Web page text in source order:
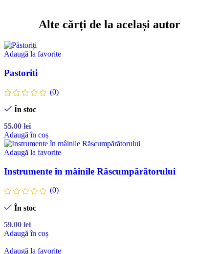
Alte cărți de la același autor
Adaugă la favorite
Pastoriti
(0)
În stoc
55.00 lei
Adaugă în coș
Adaugă la favorite
Instrumente în mâinile Răscumpărătorului
(0)
În stoc
59.00 lei
Adaugă în coș
Adaugă la favorite